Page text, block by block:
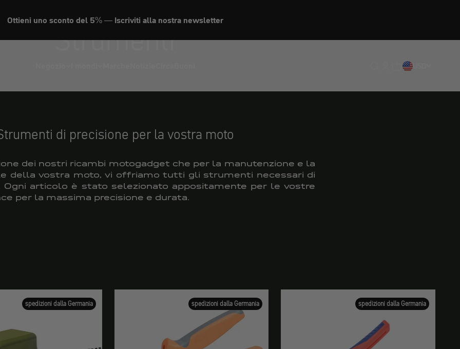
Ottieni uno sconto del 5% — Iscriviti alla nostra newsletter
Traduzione mancante:
Traduzione
Traduzione
Strumenti
di precisione per la vostra moto
dei nostri ricambi motogadget che per la manutenzione e la
della vostra moto, vi offriamo tutti gli strumenti necessari di
Ogni articolo è stato selezionato appositamente per le vostre
per la massima precisione e durata.
spedizioni dalla Germania spedizioni dalla Germania spedizioni dalla Germania